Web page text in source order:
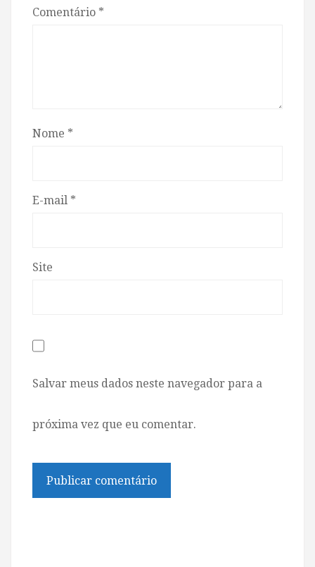
Comentário *
Nome *
E-mail *
Site
Salvar meus dados neste navegador para a
próxima vez que eu comentar.